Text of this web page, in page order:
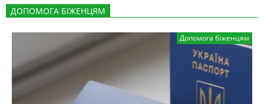
ДОПОМОГА БІЖЕНЦЯМ
Допомога біженцям